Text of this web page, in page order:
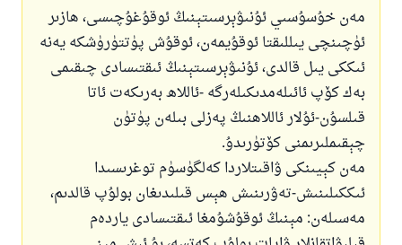
مەن خۇسۇسىي ئۇنىۋېرسىتېنىڭ ئوقۇغۇچىسى، ھازىر
ئۈچىنچى يىللىقتا ئوقۇيمەن، ئوقۇش پۈتتۈرۈشكە يەنە
ئىككى يىل قالدى، ئۇنىۋېرسىتېنىڭ ئىقتىسادى چىقىمى
بەك كۆپ ئائىلەمدىكىلەرگە -ئاللاھ بەرىكەت ئاتا
قىلسۇن-ئۇلار ئاللاھنىڭ پەزلى بىلەن پۈتۈن
چېقىملىرىمنى كۆتۈرىدۇ.
مەن كېيىنكى ۋاقىتلاردا كەلگۈسۈم توغرىسىدا
ئىككىلىنىش-تەۋرىنىش ھېس قىلىدىغان بولۇپ قالدىم،
مەسىلەن: مېنىڭ ئوقۇشۇمغا ئىقتىسادى ياردەم